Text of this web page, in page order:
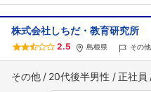
株式会社しちだ・教育研究所
2.5 島根県 その
その他 20代後半男性 正社員